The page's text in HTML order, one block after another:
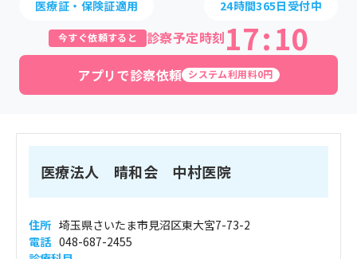
医療証・保険証適用 24時間365日受付中
今すぐ依頼すると 診察予定時刻17:10
アプリで診察依頼 システム利用料0円
医療法人 晴和会 中村医院
住所 埼玉県さいたま市見沼区東大宮7-73-2
電話 048-687-2455